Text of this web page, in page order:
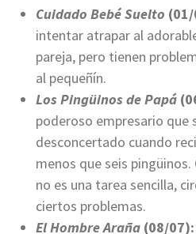
Cuidado Bebé Suelto
intentar atrapar al
pareja, pero tienen
al pequeñín.
Los Pingüinos de Papá
poderoso empresario que
desconcertado cuando
menos que seis
no es una tarea sencilla,
ciertos problemas.
El Hombre Araña (08/07):